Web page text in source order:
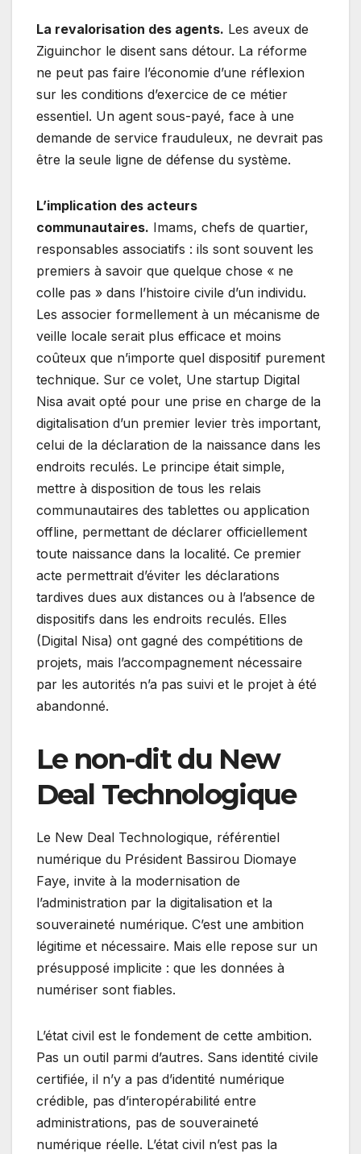
La revalorisation des agents. Les aveux de
Ziguinchor le disent sans détour. La réforme
ne peut pas faire l’économie d’une réflexion
sur les conditions d’exercice de ce métier
essentiel. Un agent sous-payé, face à une
demande de service frauduleux, ne devrait pas
être la seule ligne de défense du système.
L’implication des acteurs
communautaires. Imams, chefs de quartier,
responsables associatifs : ils sont souvent les
premiers à savoir que quelque chose « ne
colle pas » dans l’histoire civile d’un individu.
Les associer formellement à un mécanisme de
veille locale serait plus efficace et moins
coûteux que n’importe quel dispositif purement
technique. Sur ce volet, Une startup Digital
Nisa avait opté pour une prise en charge de la
digitalisation d’un premier levier très important,
celui de la déclaration de la naissance dans les
endroits reculés. Le principe était simple,
mettre à disposition de tous les relais
communautaires des tablettes ou application
offline, permettant de déclarer officiellement
toute naissance dans la localité. Ce premier
acte permettrait d’éviter les déclarations
tardives dues aux distances ou à l’absence de
dispositifs dans les endroits reculés. Elles
(Digital Nisa) ont gagné des compétitions de
projets, mais l’accompagnement nécessaire
par les autorités n’a pas suivi et le projet à été
abandonné.
Le non-dit du New
Deal Technologique
Le New Deal Technologique, référentiel
numérique du Président Bassirou Diomaye
Faye, invite à la modernisation de
l’administration par la digitalisation et la
souveraineté numérique. C’est une ambition
légitime et nécessaire. Mais elle repose sur un
présupposé implicite : que les données à
numériser sont fiables.
L’état civil est le fondement de cette ambition.
Pas un outil parmi d’autres. Sans identité civile
certifiée, il n’y a pas d’identité numérique
crédible, pas d’interopérabilité entre
administrations, pas de souveraineté
numérique réelle. L’état civil n’est pas la